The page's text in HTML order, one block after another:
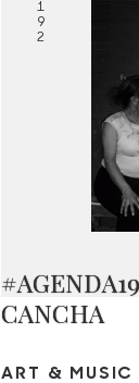
1
9
2
CANCHA
ART & MUSIC